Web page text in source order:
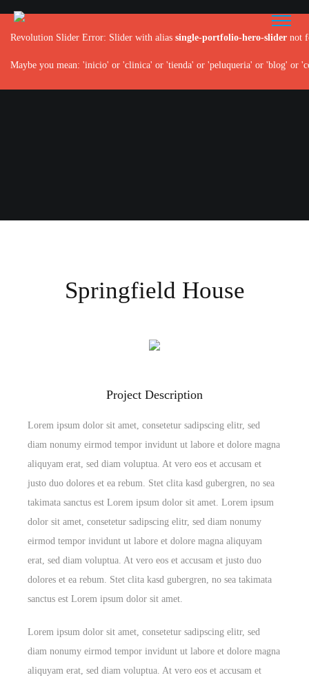
Revolution Slider Error: Slider with alias single-portfolio-hero-slider not
Maybe you mean: 'inicio' or 'clinica' or 'tienda' or 'peluqueria' or 'blog' or
Springfield House
Project Description
Lorem ipsum dolor sit amet, consetetur sadipscing elitr, sed
diam nonumy eirmod tempor invidunt ut labore et dolore magna
aliquyam erat, sed diam voluptua. At vero eos et accusam et
justo duo dolores et ea rebum. Stet clita kasd gubergren, no sea
takimata sanctus est Lorem ipsum dolor sit amet. Lorem ipsum
dolor sit amet, consetetur sadipscing elitr, sed diam nonumy
eirmod tempor invidunt ut labore et dolore magna aliquyam
erat, sed diam voluptua. At vero eos et accusam et justo duo
dolores et ea rebum. Stet clita kasd gubergren, no sea takimata
sanctus est Lorem ipsum dolor sit amet.
Lorem ipsum dolor sit amet, consetetur sadipscing elitr, sed
diam nonumy eirmod tempor invidunt ut labore et dolore magna
aliquyam erat, sed diam voluptua. At vero eos et accusam et